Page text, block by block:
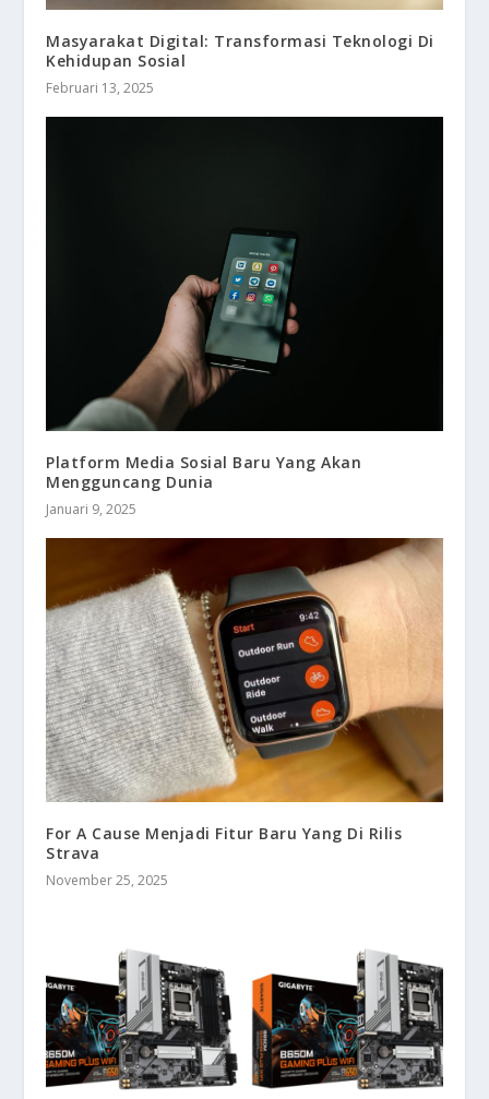
Masyarakat Digital: Transformasi Teknologi Di
Kehidupan Sosial
Februari 13, 2025
Platform Media Sosial Baru Yang Akan
Mengguncang Dunia
Januari 9, 2025
For A Cause Menjadi Fitur Baru Yang Di Rilis
Strava
November 25, 2025